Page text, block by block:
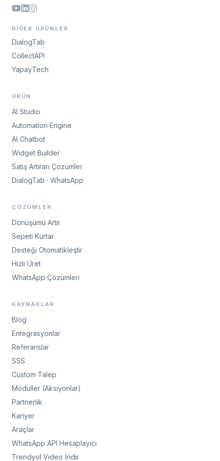
DIĞER ÜRÜNLER
DialogTab
CollectAPI
YapayTech
ÜRÜN
AI Studio
Automation Engine
AI Chatbot
Widget Builder
Satış Artıran Çözümler
DialogTab · WhatsApp
ÇÖZÜMLER
Dönüşümü Artır
Sepeti Kurtar
Desteği Otomatikleştir
Hızlı Üret
WhatsApp Çözümleri
KAYNAKLAR
Blog
Entegrasyonlar
Referanslar
SSS
Custom Talep
Modüller (Aksiyonlar)
Partnerlik
Kariyer
Araçlar
WhatsApp API Hesaplayıcı
Trendyol Video İndir